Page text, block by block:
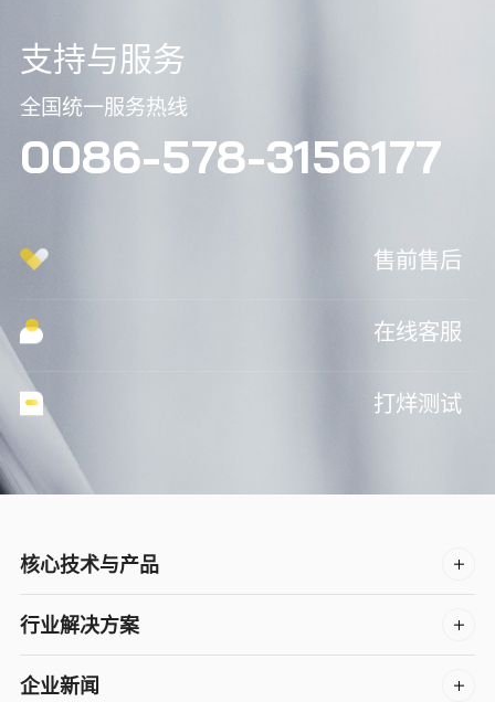
支持与服务
全国统一服务热线
0086-578-3156177
售前售后
在线客服
打烊测试
核心技术与产品
行业解决方案
企业新闻